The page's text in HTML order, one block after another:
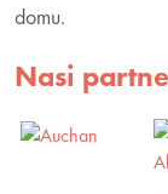
domu.
Nasi